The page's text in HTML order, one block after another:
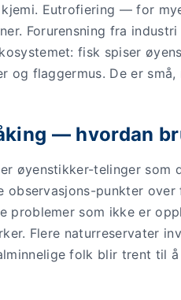
kjemi. Eutrofiering — for
Forurensning fra
fisk spiser
og flaggermus. De er
— hvordan
øyenstikker-telinger som
punkter over
problemer som ikke er
Flere naturreservater
folk blir trent til